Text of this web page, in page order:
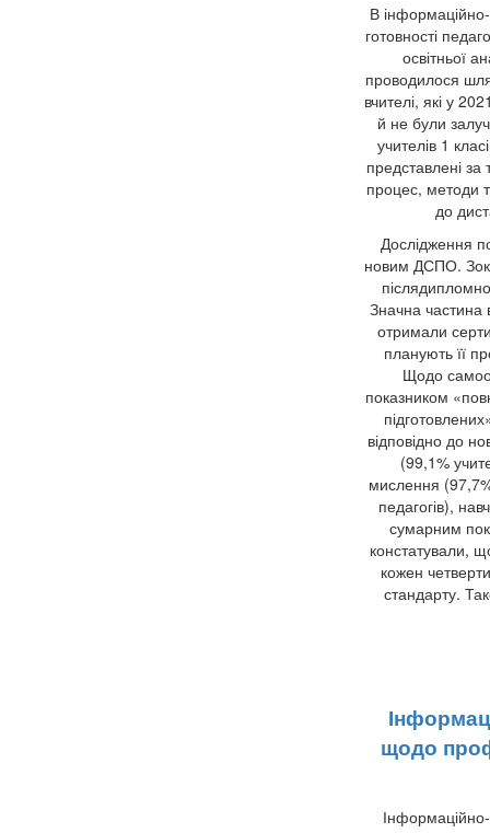
В
готовності
освітньої
проводилося
вчителі, які у
й не були
учителів 1
представлені
процес, методи
до
Дослідження
новим ДСПО.
Значна частина
отримали
планують її
Щодо
показником
відповідно до
(99,1%
мислення
педагогів),
сумарним
констатували,
кожен
стандарту.
щодо